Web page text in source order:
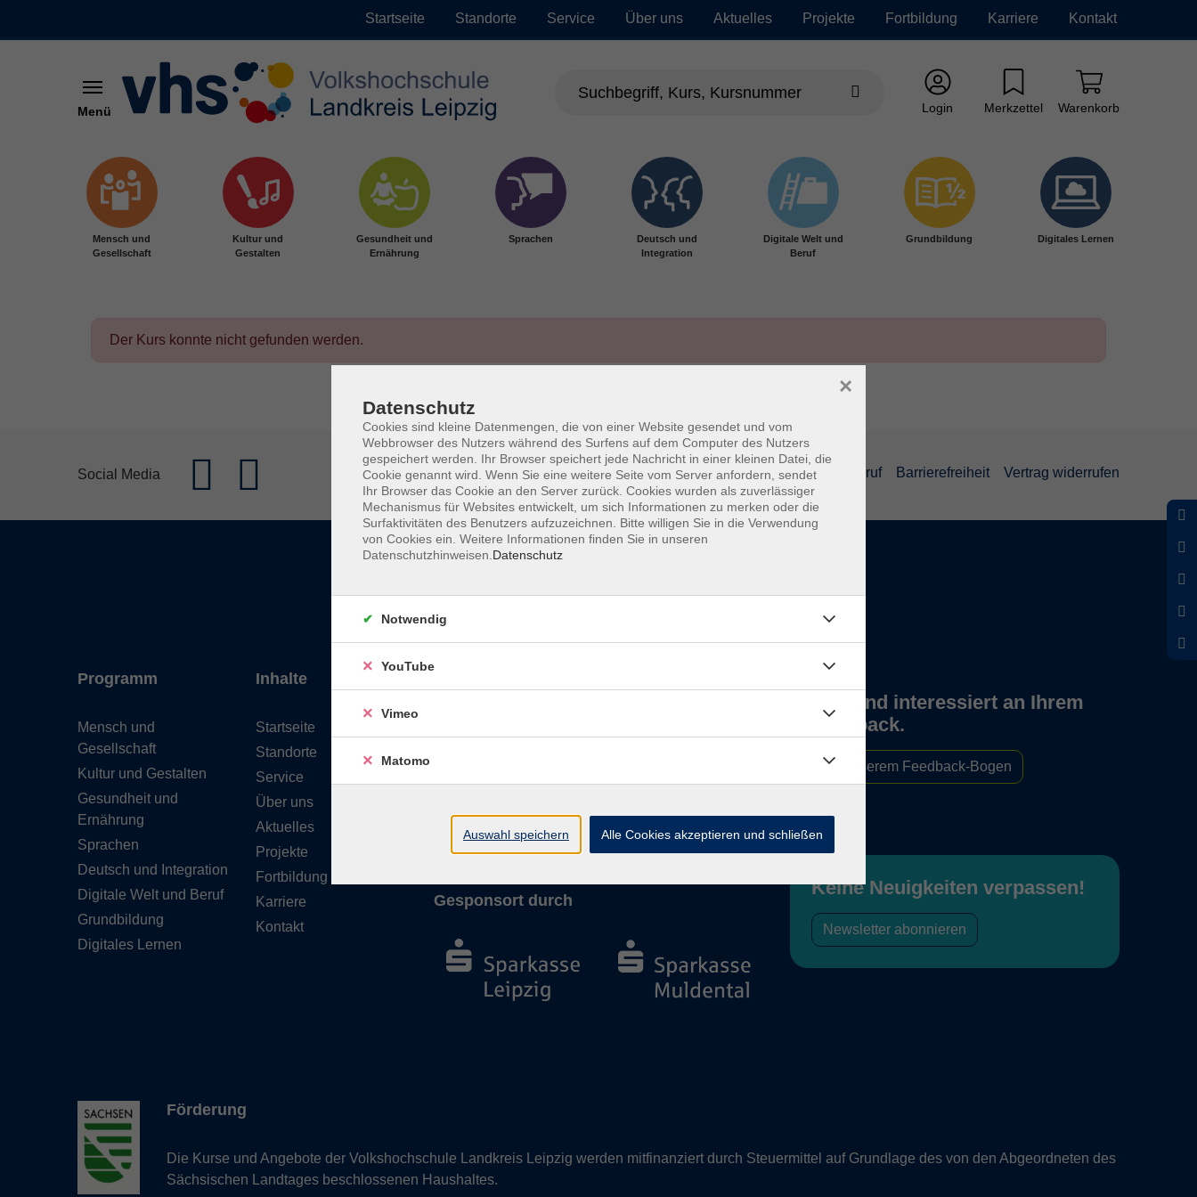
Startseite Standorte Service Über uns Aktuelles Projekte Fortbildung Karriere Kontakt
Menü Login Merkzettel Warenkorb
Mensch und
Gesellschaft
Kultur und
Gestalten
Gesundheit und
Ernährung
Sprachen
Deutsch und
Integration
Digitale Welt und
Beruf
Grundbildung Digitales Lernen
Der Kurs konnte nicht gefunden werden.
Social Media Impressum Datenschutzerklärung AGB und Widerruf Barrierefreiheit Vertrag widerrufen
Programm
Mensch und
Gesellschaft
Kultur und Gestalten
Gesundheit und
Ernährung
Sprachen
Deutsch und Integration
Digitale Welt und Beruf
Grundbildung
Digitales Lernen
Inhalte
Startseite
Standorte
Service
Über uns
Aktuelles
Projekte
Fortbildung
Karriere
Kontakt
Vertrag widerrufen
Gesponsort durch
Wir sind interessiert an Ihrem
Feedback.
Zu unserem Feedback-Bogen
Keine Neuigkeiten verpassen!
Newsletter abonnieren
Förderung
Die Kurse und Angebote der Volkshochschule Landkreis Leipzig werden mitfinanziert durch Steuermittel auf Grundlage des von den Abgeordneten des
Sächsischen Landtages beschlossenen Haushaltes.
Datenschutz
Cookies sind kleine Datenmengen, die von einer Website gesendet und vom
Webbrowser des Nutzers während des Surfens auf dem Computer des Nutzers
gespeichert werden. Ihr Browser speichert jede Nachricht in einer kleinen Datei, die
Cookie genannt wird. Wenn Sie eine weitere Seite vom Server anfordern, sendet
Ihr Browser das Cookie an den Server zurück. Cookies wurden als zuverlässiger
Mechanismus für Websites entwickelt, um sich Informationen zu merken oder die
Surfaktivitäten des Benutzers aufzuzeichnen. Bitte willigen Sie in die Verwendung
von Cookies ein. Weitere Informationen finden Sie in unseren
Datenschutzhinweisen. Datenschutz
×
Notwendig
YouTube
Vimeo
Matomo
Auswahl speichern Alle Cookies akzeptieren und schließen